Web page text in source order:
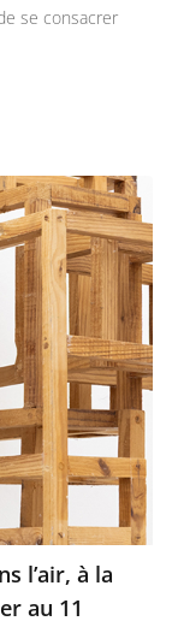
se consacrer
l’air, à la
au 11